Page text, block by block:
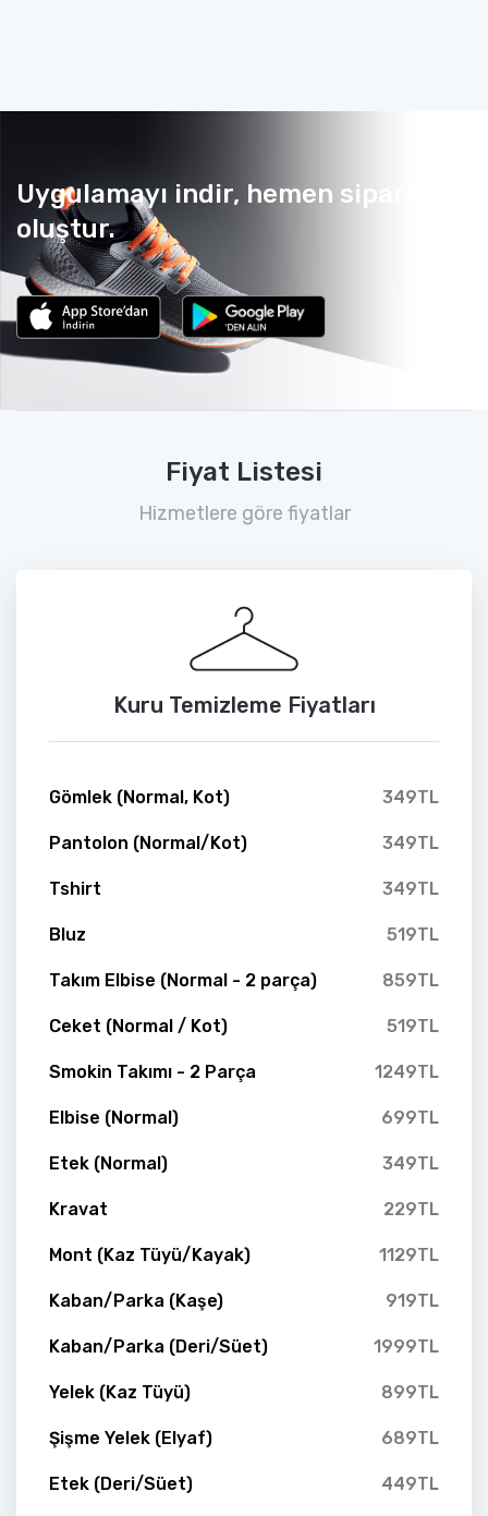
Uygulamayı indir, hemen sipariş
oluştur.
Fiyat Listesi
Hizmetlere göre fiyatlar
Kuru Temizleme Fiyatları
Gömlek (Normal, Kot) 349TL
Pantolon (Normal/Kot) 349TL
Tshirt 349TL
Bluz 519TL
Takım Elbise (Normal - 2 parça) 859TL
Ceket (Normal / Kot) 519TL
Smokin Takımı - 2 Parça 1249TL
Elbise (Normal) 699TL
Etek (Normal) 349TL
Kravat 229TL
Mont (Kaz Tüyü/Kayak) 1129TL
Kaban/Parka (Kaşe) 919TL
Kaban/Parka (Deri/Süet) 1999TL
Yelek (Kaz Tüyü) 899TL
Şişme Yelek (Elyaf) 689TL
Etek (Deri/Süet) 449TL